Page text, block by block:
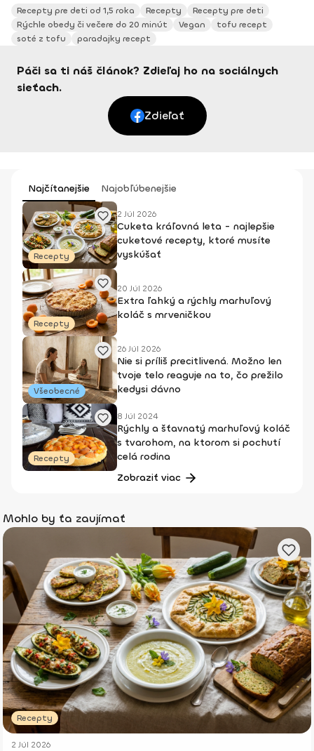
Recepty pre deti od 1,5 roka Recepty
Recepty pre deti
Rýchle obedy či večere do 20 minút
Vegan
tofu recept
soté z tofu
paradajky recept
Páči sa ti náš článok? Zdieľaj ho na sociálnych
sieťach.
Zdieľať
Najčítanejšie Najobľúbenejšie
Recepty
2 Júl 2026
Cuketa kráľovná leta - najlepšie
cuketové recepty, ktoré musíte
vyskúšať
Recepty
20 Júl 2026
Extra ľahký a rýchly marhuľový
koláč s mrveničkou
Všeobecné
26 Júl 2026
Nie si príliš precitlivená. Možno len
tvoje telo reaguje na to, čo prežilo
kedysi dávno
Recepty
8 Júl 2024
Rýchly a šťavnatý marhuľový koláč
s tvarohom, na ktorom si pochutí
celá rodina
Zobraziť viac
Mohlo by ťa zaujímať
Recepty
2 Júl 2026